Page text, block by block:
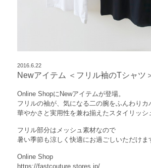
2016.6.22
Newアイテム ＜フリル袖のTシャツ
Online ShopにNewアイテムが登場。
フリルの袖が、気になる二の腕をふんわりカ
華やかさと実用性を兼ね揃えたスタイリッシ
フリル部分はメッシュ素材なので
暑い季節も涼しく快適にお過ごしいただけま
Online Shop
https://fastcouture.stores.jp/